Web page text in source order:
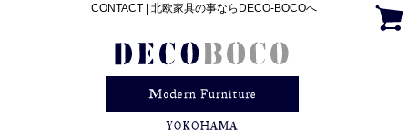
CONTACT | 北欧家具の事ならDECO-BOCOへ